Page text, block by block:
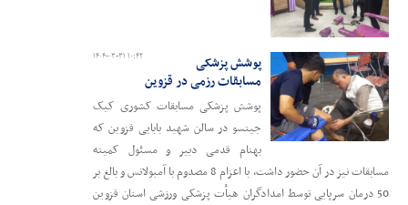
۱۴۰۴-۰۳-۳۱ ۱۰:۴۲
پوشش پزشکی
مسابقات رزمی در قزوین
پوشش پزشکی مسابقات کشوری کیک
جیتسو در سالن شهید بابایی قزوین که
بهنام قدمی دبیر و مسئول کمیته
مسابقات نیز در آن حضور داشت، با اعزام 8 مصدوم با آمبولانس و بالغ بر
50 درمان سرپایی توسط امدادگران هیأت پزشکی ورزشی استان قزوین